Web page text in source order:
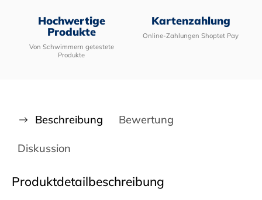
Hochwertige
Produkte
Von Schwimmern getestete
Produkte
Kartenzahlung
Online-Zahlungen Shoptet Pay
Beschreibung Bewertung
Diskussion
Produktdetailbeschreibung